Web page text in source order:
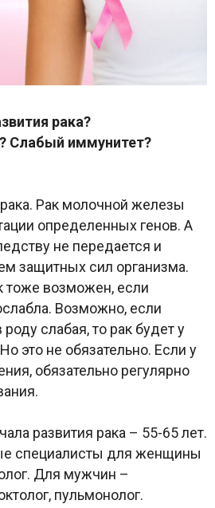
рака?
Слабый иммунитет?
Рак молочной железы
определенных генов. А
не передается и
защитных сил организма.
тоже возможен, если
Возможно, если
слабая, то рак будет у
это не обязательно. Если у
обязательно регулярно
развития рака – 55-65 лет.
специалисты для женщины
Для мужчин –
пульмонолог.